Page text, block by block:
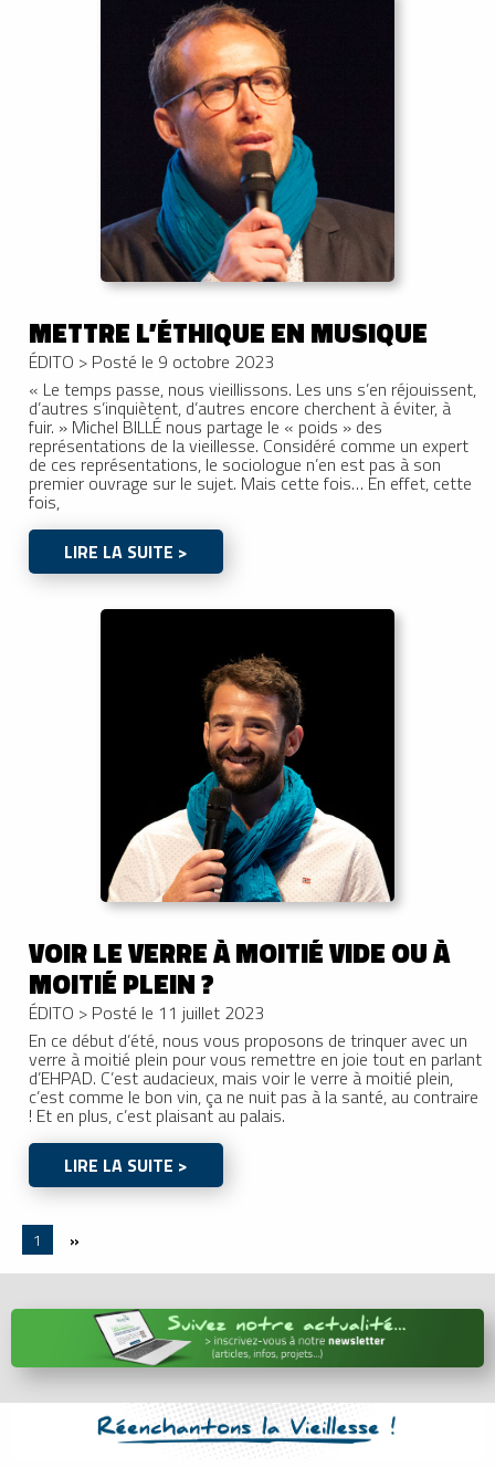
METTRE L’ÉTHIQUE EN MUSIQUE
ÉDITO > Posté le 9 octobre 2023
« Le temps passe, nous vieillissons. Les uns s’en réjouissent,
d’autres s’inquiètent, d’autres encore cherchent à éviter, à
fuir. » Michel BILLÉ nous partage le « poids » des
représentations de la vieillesse. Considéré comme un expert
de ces représentations, le sociologue n’en est pas à son
premier ouvrage sur le sujet. Mais cette fois… En effet, cette
fois,
LIRE LA SUITE >
VOIR LE VERRE À MOITIÉ VIDE OU À
MOITIÉ PLEIN ?
ÉDITO > Posté le 11 juillet 2023
En ce début d’été, nous vous proposons de trinquer avec un
verre à moitié plein pour vous remettre en joie tout en parlant
d’EHPAD. C’est audacieux, mais voir le verre à moitié plein,
c’est comme le bon vin, ça ne nuit pas à la santé, au contraire
! Et en plus, c’est plaisant au palais.
LIRE LA SUITE >
1 »